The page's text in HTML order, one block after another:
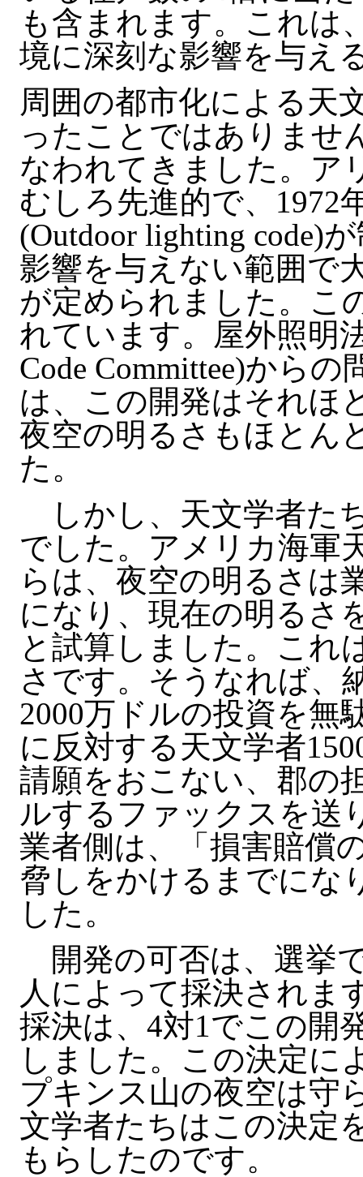
も含まれます。これは
境に深刻な影響を与え
周囲の都市化による天
ったことではありませ
なわれてきました。ア
むしろ先進的で、1972
(Outdoor lighting code)
影響を与えない範囲で
が定められました。こ
れています。屋外照明
Code Committee)から
は、この開発はそれほ
夜空の明るさもほとん
た。
しかし、天文学者た
でした。アメリカ海軍
らは、夜空の明るさは
になり、現在の明るさ
と試算しました。これ
さです。そうなれば、
2000万ドルの投資を無
に反対する天文学者
請願をおこない、郡の
ルするファックスを送
業者側は、「損害賠償
脅しをかけるまでにな
した。
開発の可否は、選挙
人によって採決されま
採決は、4対1でこの開
しました。この決定に
プキンス山の夜空は守
文学者たちはこの決定
もらしたのです。